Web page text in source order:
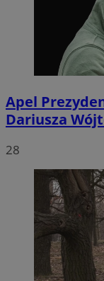
Apel
Dariusza
28